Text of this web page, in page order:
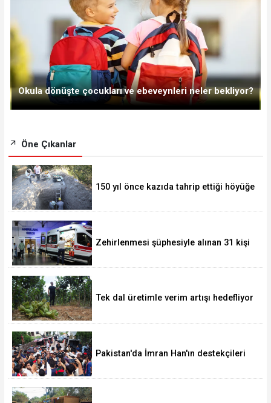
Okula dönüşte çocukları ve ebeveynleri neler bekliyor?
Öne Çıkanlar
150 yıl önce kazıda tahrip ettiği höyüğe
Zehirlenmesi şüphesiyle alınan 31 kişi
Tek dal üretimle verim artışı hedefliyor
Pakistan'da İmran Han'ın destekçileri